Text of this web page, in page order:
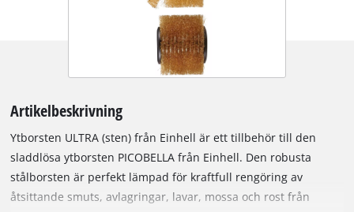
Artikelbeskrivning
Ytborsten ULTRA (sten) från Einhell är ett tillbehör till den
sladdlösa ytborsten PICOBELLA från Einhell. Den robusta
stålborsten är perfekt lämpad för kraftfull rengöring av
åtsittande smuts, avlagringar, lavar, mossa och rost från